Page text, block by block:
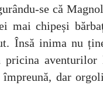
se că
mai chipeși
Însă inima nu
dar